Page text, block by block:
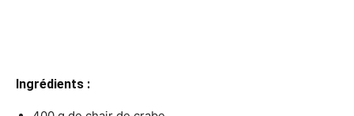
Ingrédients :